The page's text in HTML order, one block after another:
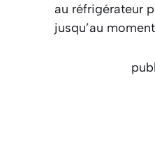
au réfrigérateur
jusqu’au